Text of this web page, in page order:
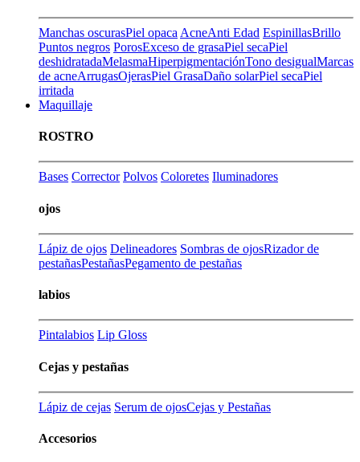
Manchas oscurasPiel opaca AcneAnti Edad EspinillasBrillo
Puntos negros PorosExceso de grasaPiel secaPiel
deshidratadaMelasmaHiperpigmentaciónTono desigualMarcas
de acneArrugasOjerasPiel GrasaDaño solarPiel secaPiel
irritada
Maquillaje
ROSTRO
Bases Corrector Polvos Coloretes Iluminadores
ojos
Lápiz de ojos Delineadores Sombras de ojosRizador de
pestañasPestañasPegamento de pestañas
labios
Pintalabios Lip Gloss
Cejas y pestañas
Lápiz de cejas Serum de ojosCejas y Pestañas
Accesorios